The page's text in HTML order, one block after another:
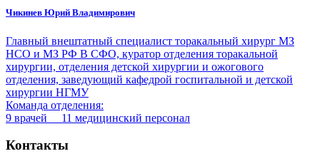
Чикинев Юрий Владимирович
Главный внештатный специалист торакальный хирург МЗ
НСО и МЗ РФ В СФО, куратор отделения торакальной
хирургии, отделения детской хирургии и ожогового
отделения, заведующий кафедрой госпитальной и детской
хирургии НГМУ
Команда отделения:
9 врачей 11 медицинский персонал
Контакты